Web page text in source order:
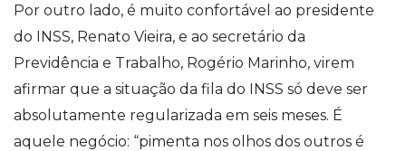
Por outro lado, é muito confortável ao presidente
do INSS, Renato Vieira, e ao secretário da
Previdência e Trabalho, Rogério Marinho, virem
afirmar que a situação da fila do INSS só deve ser
absolutamente regularizada em seis meses. É
aquele negócio: “pimenta nos olhos dos outros é